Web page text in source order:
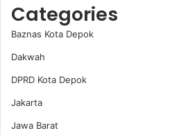
Categories
Baznas Kota Depok
Dakwah
DPRD Kota Depok
Jakarta
Jawa Barat